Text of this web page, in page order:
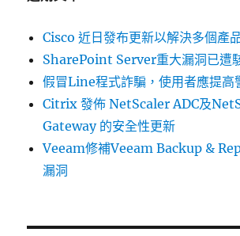
Cisco 近日發布更新以解決多個產
SharePoint Server重大漏洞已遭
假冒Line程式詐騙，使用者應提高
Citrix 發佈 NetScaler ADC及
Gateway 的安全性更新
Veeam修補Veeam Backup &
漏洞